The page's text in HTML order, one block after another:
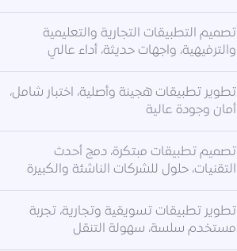
تصميم التطبيقات التجارية والتعليمية
والترفيهية، واجهات حديثة، أداء عالي
تطوير تطبيقات هجينة وأصلية، اختبار شامل،
أمان وجودة عالية
تصميم تطبيقات مبتكرة، دمج أحدث
التقنيات، حلول للشركات الناشئة والكبيرة
تطوير تطبيقات تسويقية وتجارية، تجربة
مستخدم سلسة، سهولة التنقل